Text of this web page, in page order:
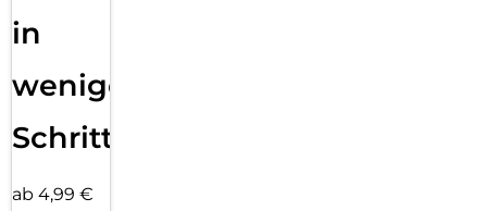
in
wenigen
Schritten
ab 4,99 €